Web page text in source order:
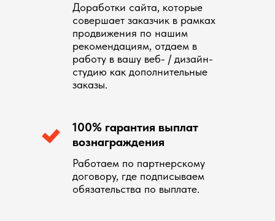
Доработки сайта, которые
совершает заказчик в рамках
продвижения по нашим
рекомендациям, отдаем в
работу в вашу веб- / дизайн-
студию как дополнительные
заказы.
Работаем по партнерскому
договору, где подписываем
обязательства по выплате.
100% гарантия выплат
вознаграждения